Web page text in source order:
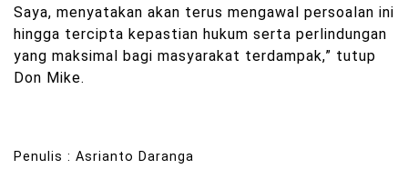
Saya, menyatakan akan terus mengawal persoalan ini
hingga tercipta kepastian hukum serta perlindungan
yang maksimal bagi masyarakat terdampak,” tutup
Don Mike.
Penulis : Asrianto Daranga